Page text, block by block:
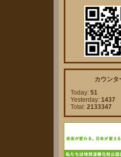
カウンタ
Today: 51
Yesterday: 1437
Total: 2133347